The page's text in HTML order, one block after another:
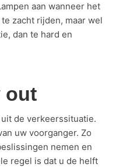
aan wanneer het
zacht rijden, maar wel
dan te hard en
out
de verkeerssituatie.
uw voorganger. Zo
nemen en
regel is dat u de helft